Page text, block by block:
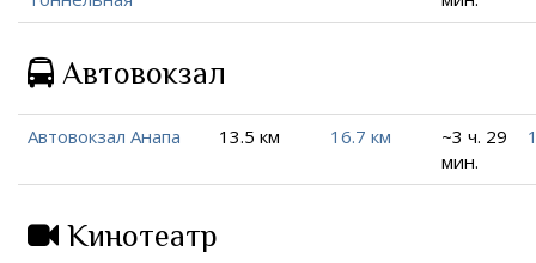
Автовокзал
Автовокзал Анапа 13.5 км 16.7 км
~3 ч. 29
мин.
Кинотеатр